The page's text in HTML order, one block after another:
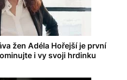
žen Adéla Hořejší je první
i vy svoji hrdinku